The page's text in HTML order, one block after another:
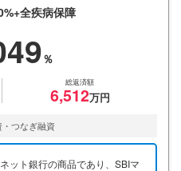
全疾病保障
総返済額
6,512
つなぎ融資
ット銀行の商品であり、SBIマ